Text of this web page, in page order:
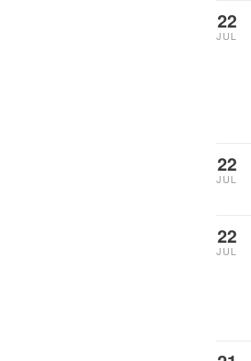
22
JUL
22
JUL
22
JUL